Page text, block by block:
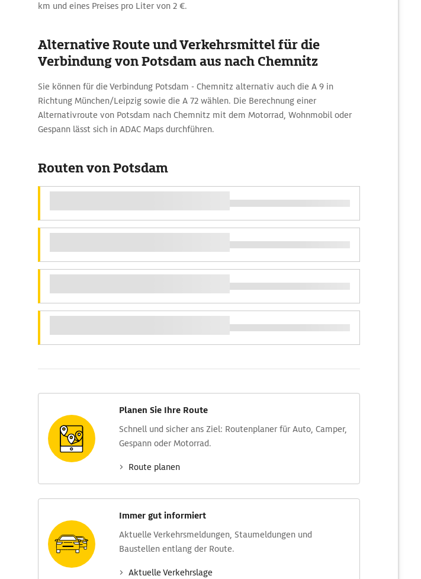
km und eines Preises pro Liter von 2 €.
Alternative Route und Verkehrsmittel für die
Verbindung von Potsdam aus nach Chemnitz
Sie können für die Verbindung Potsdam - Chemnitz alternativ auch die A 9 in
Richtung München/Leipzig sowie die A 72 wählen. Die Berechnung einer
Alternativroute von Potsdam nach Chemnitz mit dem Motorrad, Wohnmobil oder
Gespann lässt sich in ADAC Maps durchführen.
Routen von Potsdam
Planen Sie Ihre Route
Schnell und sicher ans Ziel: Routen­planer für Auto, Camper,
Gespann oder Motorrad.
Route planen
Immer gut informiert
Aktuelle Verkehrs­meldungen, Stau­meldungen und
Baustellen entlang der Route.
Aktuelle Verkehrs­lage